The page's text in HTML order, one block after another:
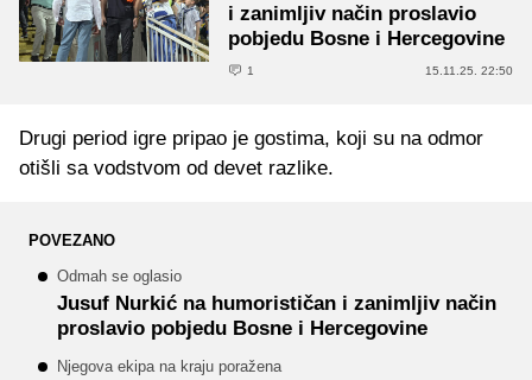
i zanimljiv način proslavio
pobjedu Bosne i Hercegovine
1 15.11.25. 22:50
Drugi period igre pripao je gostima, koji su na odmor
otišli sa vodstvom od devet razlike.
POVEZANO
Odmah se oglasio
Jusuf Nurkić na humorističan i zanimljiv način
proslavio pobjedu Bosne i Hercegovine
Njegova ekipa na kraju poražena